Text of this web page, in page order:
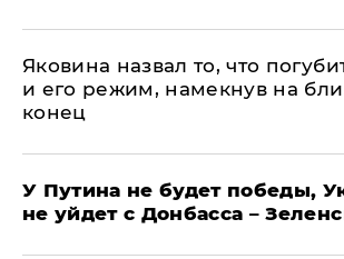
Яковина назвал то, что
и его режим, намекнув на
конец
У Путина не будет победы,
не уйдет с Донбасса –